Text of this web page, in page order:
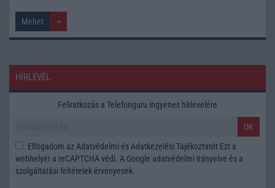
HÍRLEVÉL
Feliratkozás a Telefonguru ingyenes hírlevelére
OK
Elfogadom azAdatvédelmi és Adatkezelési Tájékoztatót Ezt a
webhelyet a reCAPTCHA védi. A Google adatvédelmi irányelve és a
szolgáltatási feltételek érvényesek.